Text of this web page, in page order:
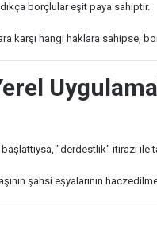
borçlular eşit paya sahiptir.
karşı hangi haklara sahipse,
"derdestlik" itirazı
şahsi eşyalarının